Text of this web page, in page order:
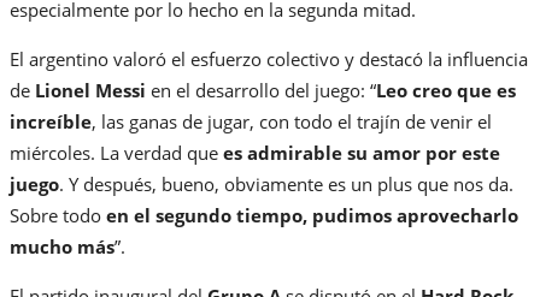
especialmente por lo hecho en la segunda mitad.
El argentino valoró el esfuerzo colectivo y destacó la influencia
de Lionel Messi en el desarrollo del juego: “Leo creo que es
increíble, las ganas de jugar, con todo el trajín de venir el
miércoles. La verdad que es admirable su amor por este
juego. Y después, bueno, obviamente es un plus que nos da.
Sobre todo en el segundo tiempo, pudimos aprovecharlo
mucho más”.